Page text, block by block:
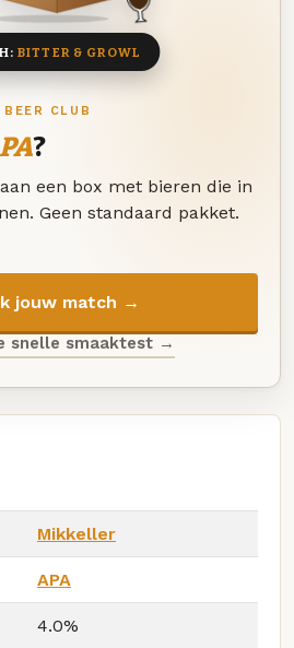
BEER CLUB
?
een box met bieren die in
Geen standaard pakket.
jouw match →
snelle smaaktest →
BITTER & GROWL
Mikkeller
APA
4.0%